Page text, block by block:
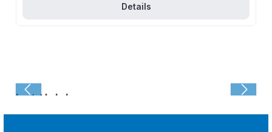
Details
Laatst bekeken: